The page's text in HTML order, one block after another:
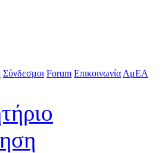
Σύνδεσμοι Forum Επικοινωνία ΑμΕΑ